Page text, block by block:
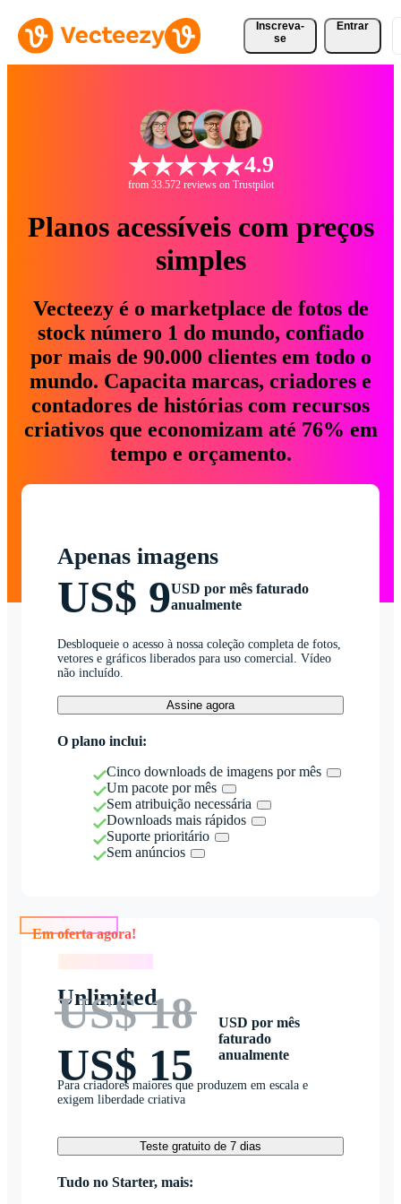
Inscreva-
se
Entrar
4.9
from 33.572 reviews on Trustpilot
Planos acessíveis com preços
simples
Vecteezy é o marketplace de fotos de
stock número 1 do mundo, confiado
por mais de 90.000 clientes em todo o
mundo. Capacita marcas, criadores e
contadores de histórias com recursos
criativos que economizam até 76% em
tempo e orçamento.
Apenas imagens
US$ 9USD por mês faturado
anualmente
Desbloqueie o acesso à nossa coleção completa de fotos,
vetores e gráficos liberados para uso comercial. Vídeo
não incluído.
Assine agora
O plano inclui:
Cinco downloads de imagens por mês
Um pacote por mês
Sem atribuição necessária
Downloads mais rápidos
Suporte prioritário
Sem anúncios
Unlimited
US$ 18
US$ 15
USD por mês
faturado
anualmente
Para criadores maiores que produzem em escala e
exigem liberdade criativa
Teste gratuito de 7 dias
Tudo no Starter, mais: